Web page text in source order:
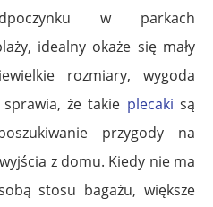
w parkach
idealny okaże się mały
rozmiary, wygoda
że takie plecaki są
przygody na
z domu. Kiedy nie ma
stosu bagażu, większe